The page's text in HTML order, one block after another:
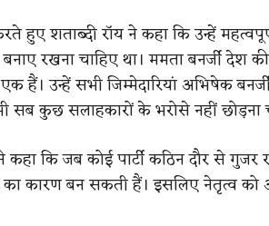
हुए शताब्दी रॉय ने कहा कि उन्हें
रखना चाहिए था। ममता बनर्जी देश
उन्हें सभी जिम्मेदारियां अभिषेक
सब कुछ सलाहकारों के भरोसे नहीं छोड़ना
कि जब कोई पार्टी कठिन दौर से गुजर
का कारण बन सकती हैं। इसलिए नेतृत्व